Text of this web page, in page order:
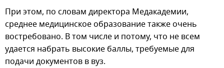
При этом, по словам директора Медакадемии,
среднее медицинское образование также очень
востребовано. В том числе и потому, что не всем
удается набрать высокие баллы, требуемые для
подачи документов в вуз.